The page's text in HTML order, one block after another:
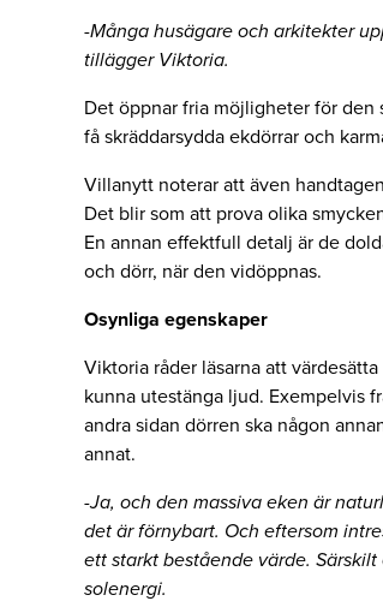
-Många husägare och arkitekter
tillägger Viktoria.
Det öppnar fria möjligheter för den
få skräddarsydda ekdörrar och
Villanytt noterar att även
Det blir som att prova olika
En annan effektfull detalj är de
och dörr, när den vidöppnas.
Osynliga egenskaper
Viktoria råder läsarna att
kunna utestänga ljud. Exempelvis
andra sidan dörren ska någon
annat.
-Ja, och den massiva eken är
det är förnybart. Och eftersom
ett starkt bestående värde.
solenergi.